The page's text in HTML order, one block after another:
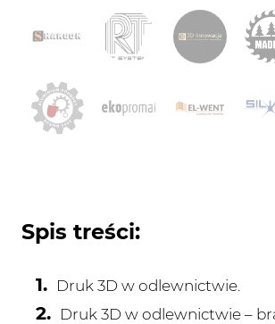
Spis treści:
Druk 3D w odlewnictwie.
Druk 3D w odlewnictwie –